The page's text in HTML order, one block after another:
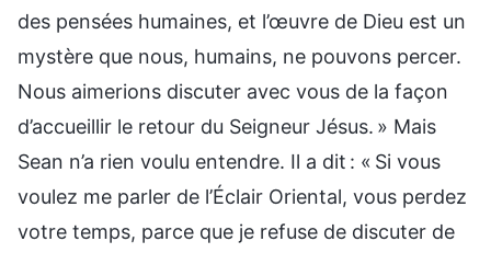
des pensées humaines, et l’œuvre de Dieu est un
mystère que nous, humains, ne pouvons percer.
Nous aimerions discuter avec vous de la façon
d’accueillir le retour du Seigneur Jésus. » Mais
Sean n’a rien voulu entendre. Il a dit : « Si vous
voulez me parler de l’Éclair Oriental, vous perdez
votre temps, parce que je refuse de discuter de